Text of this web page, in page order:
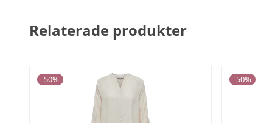
Relaterade produkter
-50% -50%